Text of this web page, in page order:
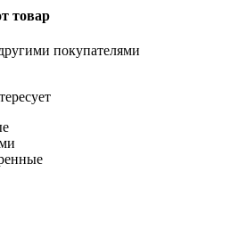
товар
покупателями